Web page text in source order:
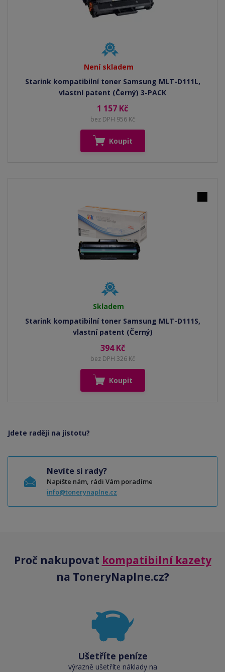
Není skladem
Starink kompatibilní toner Samsung MLT-D111L,
vlastní patent (Černý) 3-PACK
1 157 Kč
bez DPH 956 Kč
Koupit
Skladem
Starink kompatibilní toner Samsung MLT-D111S,
vlastní patent (Černý)
394 Kč
bez DPH 326 Kč
Koupit
Jdete raději na jistotu?
Nevíte si rady?
Napište nám, rádi Vám poradíme
info@tonerynaplne.cz
Proč nakupovat kompatibilní kazety
na ToneryNaplne.cz?
Ušetříte peníze
výrazně ušetříte náklady na